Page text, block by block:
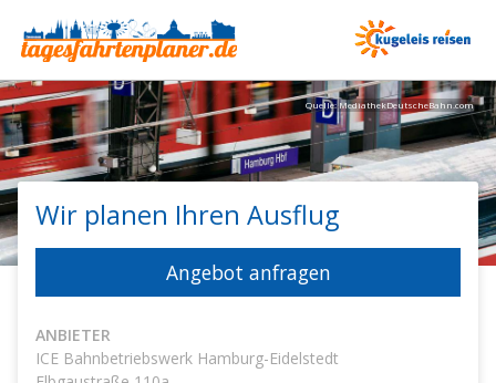
Quelle: MediathekDeutscheBahn.com
Wir planen Ihren Ausflug
Angebot anfragen
ANBIETER
ICE Bahnbetriebswerk Hamburg-Eidelstedt